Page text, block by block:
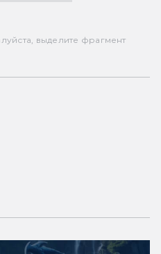
выделите фрагмент